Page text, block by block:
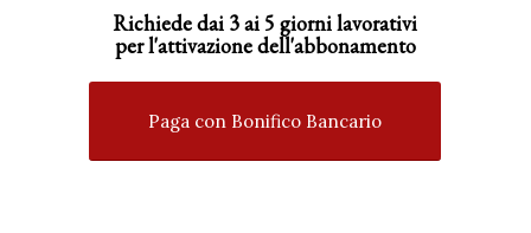
Richiede dai 3 ai 5 giorni lavorativi
perl'attivazionedell'abbonamento
Paga con Bonifico Bancario